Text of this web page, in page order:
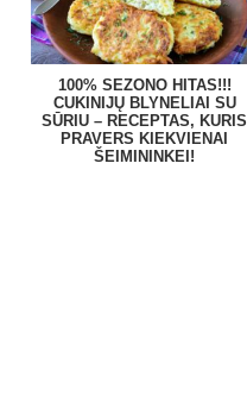
100% SEZONO HITAS!!!
CUKINIJŲ BLYNELIAI SU
SŪRIU – RECEPTAS, KURIS
PRAVERS KIEKVIENAI
ŠEIMININKEI!